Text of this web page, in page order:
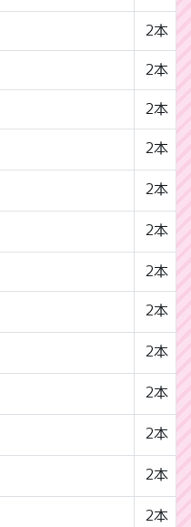
2本
2本
2本
2本
2本
2本
2本
2本
2本
2本
2本
2本
2本